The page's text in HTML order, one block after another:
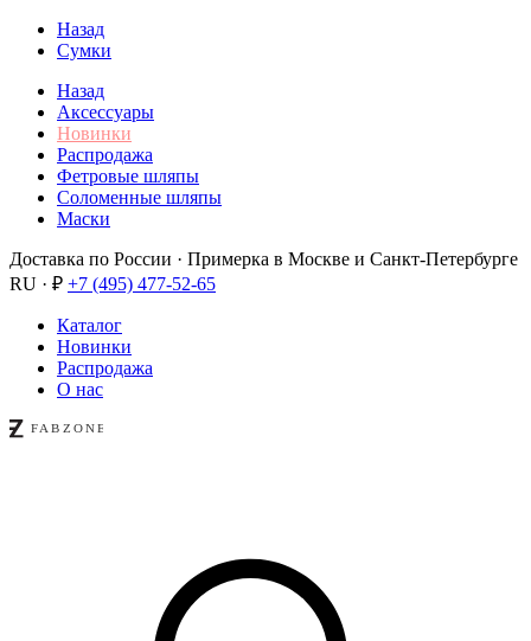
Назад
Сумки
Назад
Аксессуары
Новинки
Распродажа
Фетровые шляпы
Соломенные шляпы
Маски
Доставка по России · Примерка в Москве и Санкт-Петербурге
RU · ₽ +7 (495) 477-52-65
Каталог
Новинки
Распродажа
О нас